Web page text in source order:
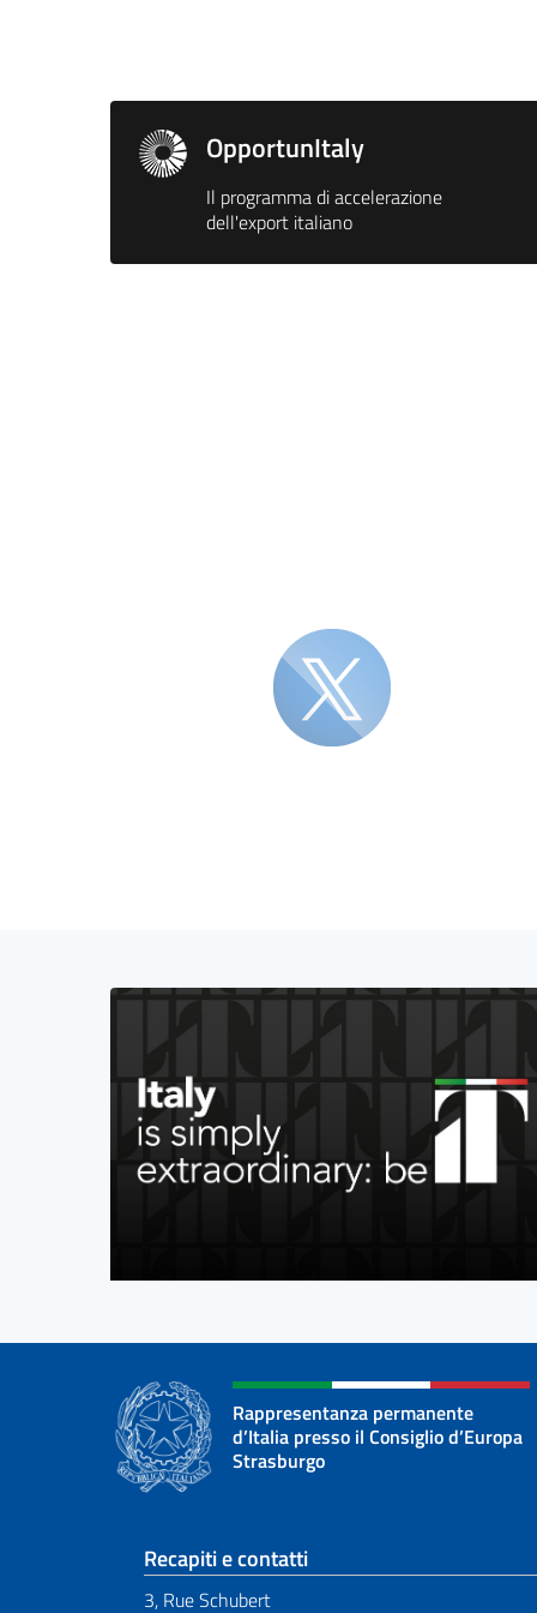
OpportunItaly
Il programma di accelerazione
dell'export italiano
Blocco Banner
Rappresentanza permanente
d’Italia presso il Consiglio d’Europa
Strasburgo
Sezione footer
Recapiti e contatti
3, Rue Schubert